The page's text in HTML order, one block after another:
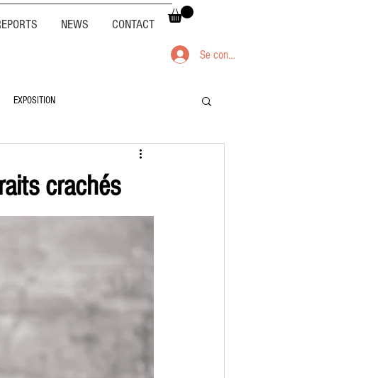
NEWS CONTACT
Se connecter
EXPOSITION
crachés